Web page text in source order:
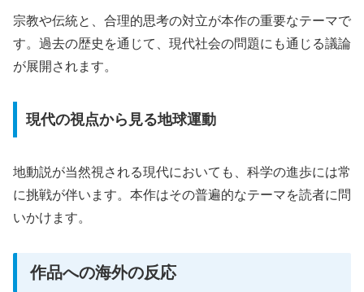
宗教や伝統と、合理的思考の対立が本作の重要なテーマで
す。過去の歴史を通じて、現代社会の問題にも通じる議論
が展開されます。
現代の視点から見る地球運動
地動説が当然視される現代においても、科学の進歩には常
に挑戦が伴います。本作はその普遍的なテーマを読者に問
いかけます。
作品への海外の反応